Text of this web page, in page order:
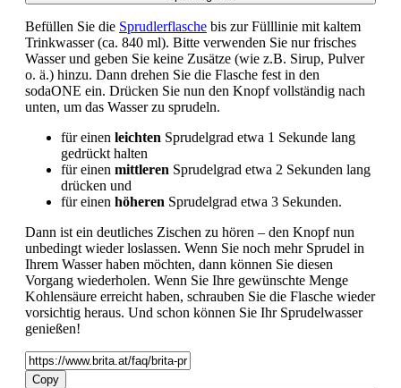
Befüllen Sie die Sprudlerflasche bis zur Fülllinie mit kaltem
Trinkwasser (ca. 840 ml). Bitte verwenden Sie nur frisches
Wasser und geben Sie keine Zusätze (wie z.B. Sirup, Pulver
o. ä.) hinzu. Dann drehen Sie die Flasche fest in den
sodaONE ein. Drücken Sie nun den Knopf vollständig nach
unten, um das Wasser zu sprudeln.
für einen leichten Sprudelgrad etwa 1 Sekunde lang
gedrückt halten
für einen mittleren Sprudelgrad etwa 2 Sekunden lang
drücken und
für einen höheren Sprudelgrad etwa 3 Sekunden.
Dann ist ein deutliches Zischen zu hören – den Knopf nun
unbedingt wieder loslassen. Wenn Sie noch mehr Sprudel in
Ihrem Wasser haben möchten, dann können Sie diesen
Vorgang wiederholen. Wenn Sie Ihre gewünschte Menge
Kohlensäure erreicht haben, schrauben Sie die Flasche wieder
vorsichtig heraus. Und schon können Sie Ihr Sprudelwasser
genießen!
Copy